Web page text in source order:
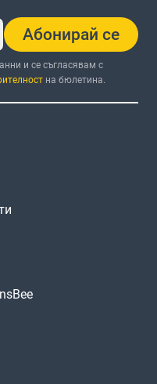
Абонирай се
и се съгласявам с
на бюлетина.